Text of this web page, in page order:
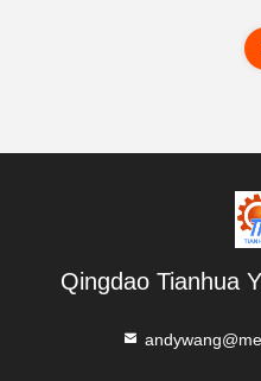
Qingdao Tianhua